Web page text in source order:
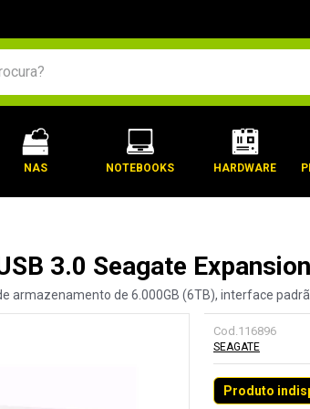
NAS NOTEBOOKS HARDWARE
3.0 Seagate
armazenamento de 6.000GB (6TB), interface
Cod.116896
SEAGATE
Produto